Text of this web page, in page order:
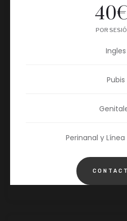
40
POR
Ingles
Pubis
Perinanal y